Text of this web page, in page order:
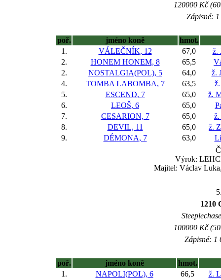
120000 Kč
Zápisné:
poř. jméno koně
hmot.
1.
VÁLEČNÍK, 12 67,0
ž.
2.
HONEM HONEM, 8 65,5
2.
NOSTALGIA(POL), 5 64,0
ž.
4.
TOMBA LABOMBA, 7 63,5
5.
ESCEND, 7 65,0
ž.
6.
LEOŠ, 6 65,0
7.
CESARION, 7 65,0
ž.
8.
DEVIL, 11 65,0
ž.
9.
DÉMONA, 7 63,0
Výrok:
Majitel: Václav
1210
100000 Kč
Zápisné: 1
poř. jméno koně
hmot.
1.
NAPOLI(POL), 6 66,5
ž.